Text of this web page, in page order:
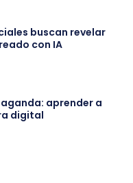
buscan revelar
con IA
aprender a
digital